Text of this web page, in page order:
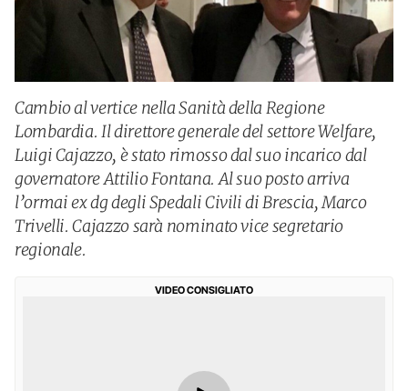
Cambio al vertice nella Sanità della Regione
Lombardia. Il direttore generale del settore Welfare,
Luigi Cajazzo, è stato rimosso dal suo incarico dal
governatore Attilio Fontana. Al suo posto arriva
l’ormai ex dg degli Spedali Civili di Brescia, Marco
Trivelli. Cajazzo sarà nominato vice segretario
regionale.
VIDEO CONSIGLIATO